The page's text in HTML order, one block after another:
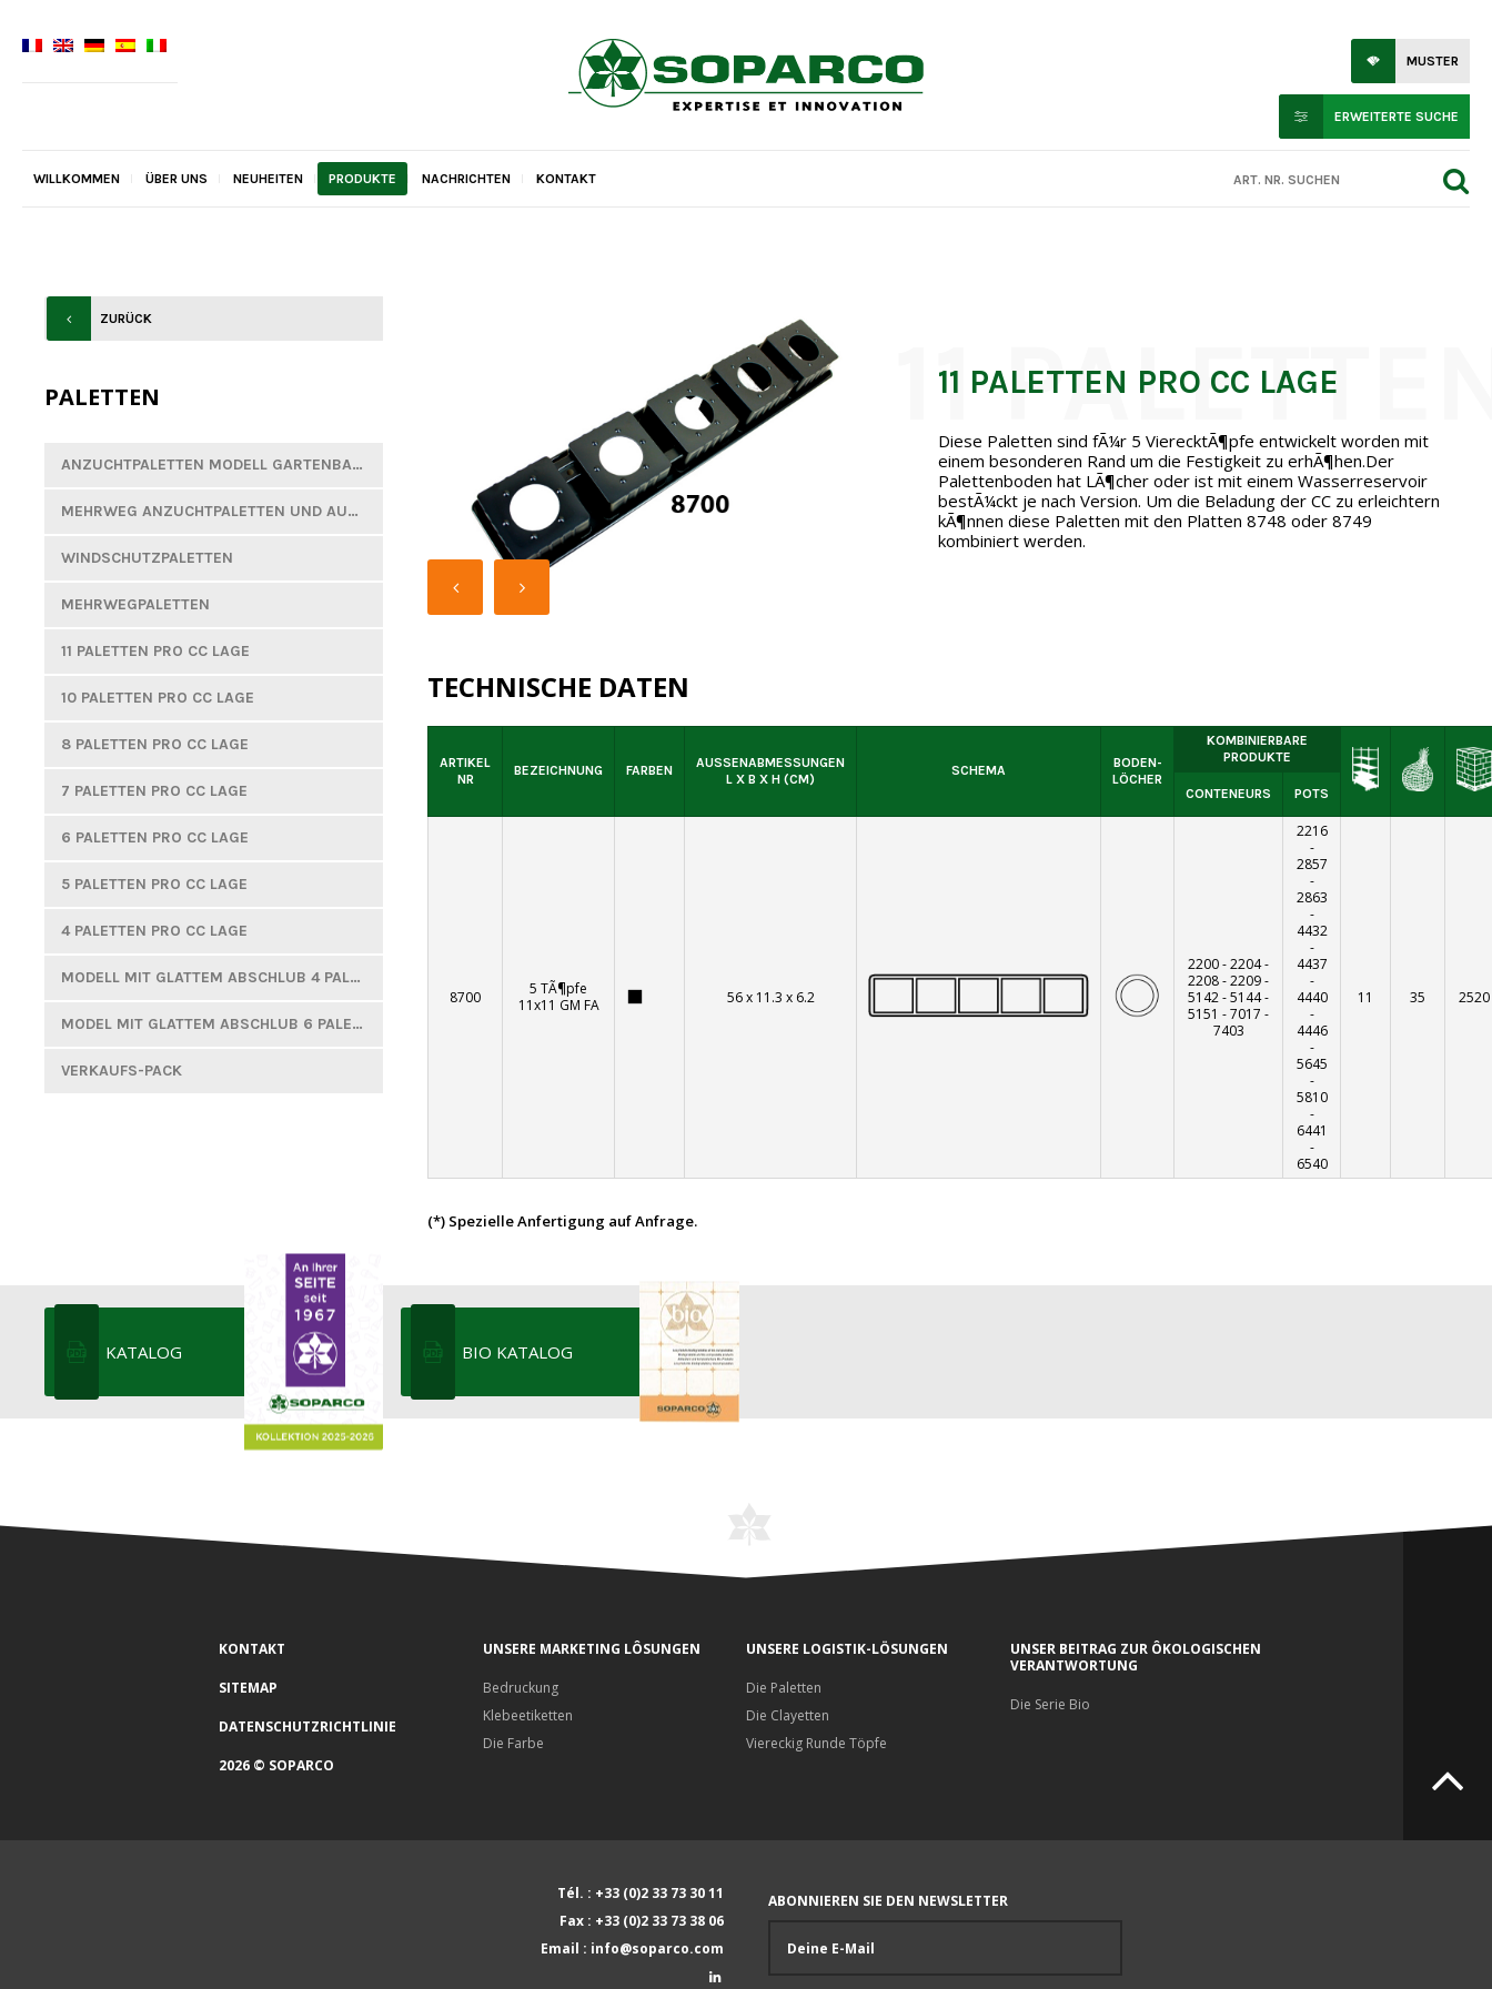
MUSTER
ERWEITERTE SUCHE
WILLKOMMEN ÜBER UNS NEUHEITEN PRODUKTE NACHRICHTEN KONTAKT
ZURÜCK
PALETTEN
ANZUCHTPALETTEN MODELL GARTENBAU UND BAUMSCHULE
MEHRWEG ANZUCHTPALETTEN UND AUSHEBEPLATTEN
WINDSCHUTZPALETTEN
MEHRWEGPALETTEN
11 PALETTEN PRO CC LAGE
10 PALETTEN PRO CC LAGE
8 PALETTEN PRO CC LAGE
7 PALETTEN PRO CC LAGE
6 PALETTEN PRO CC LAGE
5 PALETTEN PRO CC LAGE
4 PALETTEN PRO CC LAGE
MODELL MIT GLATTEM ABSCHLUB 4 PALETTEN PRO CC LAGE
MODEL MIT GLATTEM ABSCHLUB 6 PALETTEN PRO CC LAGE
VERKAUFS-PACK
11 PALETTEN PRO CC LAGE
Diese Paletten sind fÃ¼r 5 VierecktÃ¶pfe entwickelt worden mit
einem besonderen Rand um die Festigkeit zu erhÃ¶hen.Der
Palettenboden hat LÃ¶cher oder ist mit einem Wasserreservoir
bestÃ¼ckt je nach Version. Um die Beladung der CC zu erleichtern
kÃ¶nnen diese Paletten mit den Platten 8748 oder 8749
kombiniert werden.
TECHNISCHE DATEN
ARTIKEL
NR
BEZEICHNUNG FARBEN
AUSSENABMESSUNGEN L
X B X H (CM)
SCHEMA
BODEN-
LÖCHER
KOMBINIERBARE
PRODUKTE
CONTENEURS POTS
8700
5 TÃ¶pfe
11x11 GM FA
56 x 11.3 x 6.2
2200-2204-
2208-2209-
5142-5144-
5151 -7017 -
7403
2216
-
2857
-
2863
-
4432
-
4437
-
4440
-
4446
-
5645
-
5810
-
6441
-
6540
11 35 2520
(*) Spezielle Anfertigung auf Anfrage.
KATALOG BIO KATALOG
KONTAKT
SITEMAP
DATENSCHUTZRICHTLINIE
2026 © SOPARCO
UNSERE MARKETING LÔSUNGEN
Bedruckung
Klebeetiketten
Die Farbe
UNSERE LOGISTIK-LÖSUNGEN
Die Paletten
Die Clayetten
Viereckig Runde Töpfe
UNSER BEITRAG ZUR ÔKOLOGISCHEN
VERANTWORTUNG
Die Serie Bio
Tél. : +33 (0)2 33 73 30 11
Fax : +33 (0)2 33 73 38 06
Email : info@soparco.com
ABONNIEREN SIE DEN NEWSLETTER